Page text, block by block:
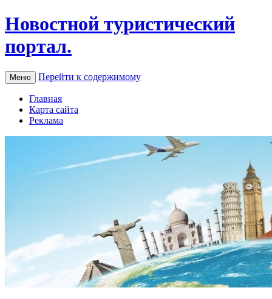
Новостной туристический
портал.
Меню Перейти к содержимому
Главная
Карта сайта
Реклама